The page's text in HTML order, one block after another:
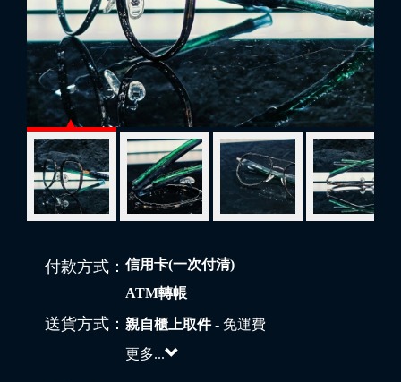
付款方式： 信用卡(一次付清)
ATM轉帳
送貨方式： 親自櫃上取件- 免運費
更多...